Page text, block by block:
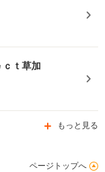
ｔ草加
もっと見る
ページトップへ